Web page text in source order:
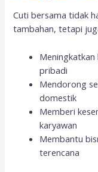
Cuti bersama tidak
tambahan, tetapi
pribadi
Mendorong
domestik
Memberi
karyawan
Membantu
terencana